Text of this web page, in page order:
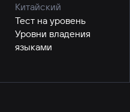
Китайский
Тест на уровень
Уровни владения
языками